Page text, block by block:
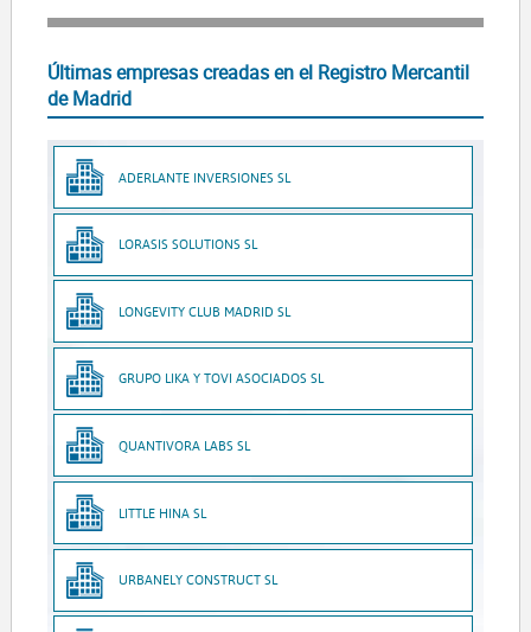
Últimas empresas creadas en el Registro Mercantil
de Madrid
ADERLANTE INVERSIONES SL
LORASIS SOLUTIONS SL
LONGEVITY CLUB MADRID SL
GRUPO LIKA Y TOVI ASOCIADOS SL
QUANTIVORA LABS SL
LITTLE HINA SL
URBANELY CONSTRUCT SL